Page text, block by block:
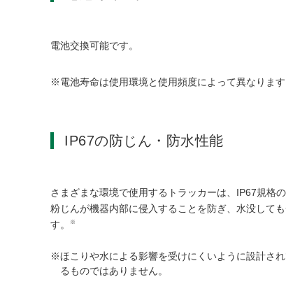
電池交換可能です。
電池寿命は使用環境と使用頻度によって異なります
IP67の防じん・防水性能
さまざまな環境で使用するトラッカーは、IP67規格の
粉じんが機器内部に侵入することを防ぎ、水没して
す。
※
ほこりや水による影響を受けにくいように設計さ
るものではありません。